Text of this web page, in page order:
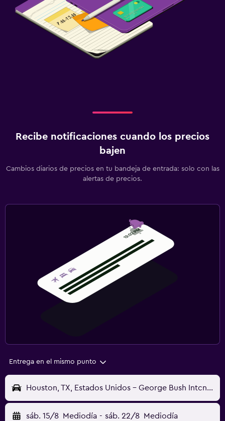
Recibe notificaciones cuando los precios
bajen
Cambios diarios de precios en tu bandeja de entrada: solo con las
alertas de precios.
Entrega en el mismo punto
Houston, TX, Estados Unidos - George Bush Intcntl (IAH)
sáb. 15/8 Mediodía - sáb. 22/8 Mediodía